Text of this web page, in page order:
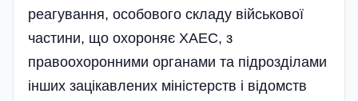
реагування, особового складу військової
частини, що охороняє ХАЕС, з
правоохоронними органами та підрозділами
інших зацікавлених міністерств і відомств